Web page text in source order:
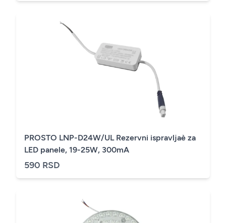
PROSTO LNP-D24W/UL Rezervni ispravljaè za
LED panele, 19-25W, 300mA
590 RSD